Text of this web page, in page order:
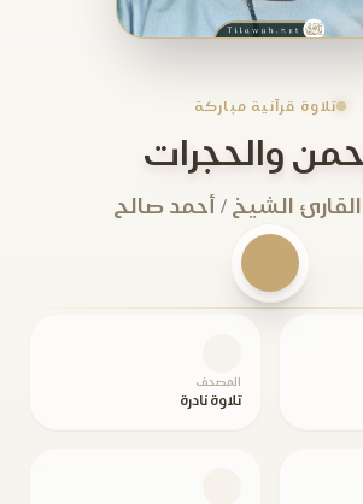
تلاوة قرآنية مباركة
والحجرات
الشيخ / أحمد صالح
المصحف
تلاوة نادرة